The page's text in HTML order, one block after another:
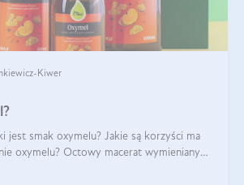
Kiwer
jest smak oxymelu? Jakie są korzyści ma
oxymelu? Octowy macerat wymieniany